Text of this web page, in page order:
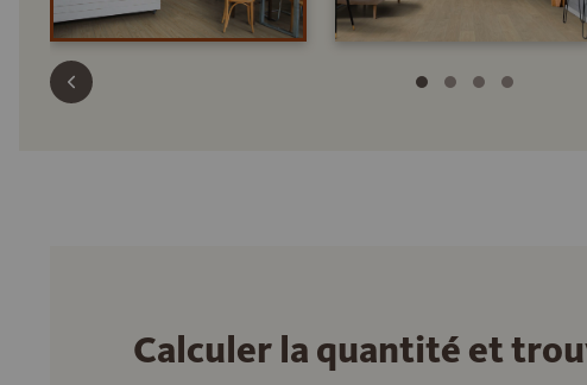
Calculer la quantité et